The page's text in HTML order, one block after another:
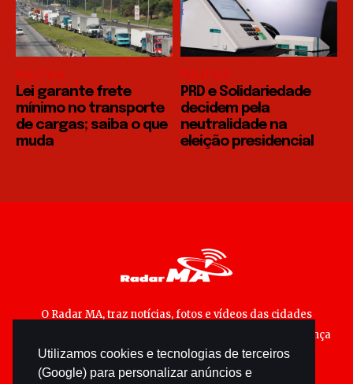
Utilizamos cookies e tecnologias de terceiros
(Google) para personalizar anúncios e
POLÍTICA
Lei garante frete
mínimo no transporte
de cargas; saiba o que
muda
POLÍTICA
PRD e Solidariedade
decidem pela
neutralidade na
eleição presidencial
O Radar MA, traz notícias, fotos e vídeos das cidades
maranhenses; matérias especiais sobre política, segurança
pública e cultura popular.